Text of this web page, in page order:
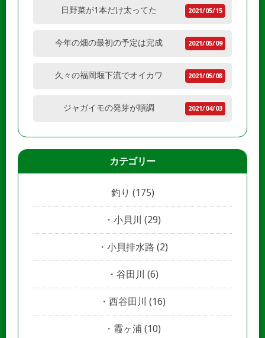
日野菜が1本だけ太ってた 2021/05/15
今年の畑の最初の予定は完成 2021/05/09
久々の福岡堰下流でオイカワ 2021/05/08
ジャガイモの発芽が順調 2021/04/03
カテゴリー
釣り (175)
小貝川 (29)
小貝排水路 (2)
谷田川 (6)
西谷田川 (16)
霞ヶ浦 (10)